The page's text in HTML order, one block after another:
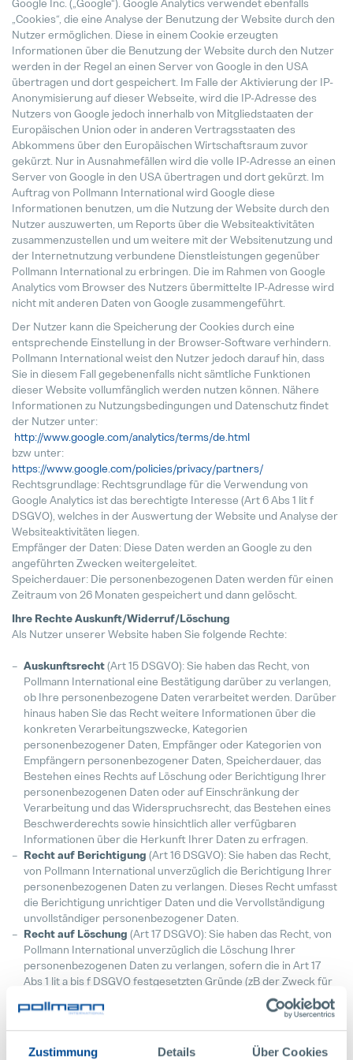
Zustimmung Details Über Cookies
Google Inc. („Google“). Google Analytics verwendet ebenfalls
„Cookies“, die eine Analyse der Benutzung der Website durch den
Nutzer ermöglichen. Diese in einem Cookie erzeugten
Informationen über die Benutzung der Website durch den Nutzer
werden in der Regel an einen Server von Google in den USA
übertragen und dort gespeichert. Im Falle der Aktivierung der IP-
Anonymisierung auf dieser Webseite, wird die IP-Adresse des
Nutzers von Google jedoch innerhalb von Mitgliedstaaten der
Europäischen Union oder in anderen Vertragsstaaten des
Abkommens über den Europäischen Wirtschaftsraum zuvor
gekürzt. Nur in Ausnahmefällen wird die volle IP-Adresse an einen
Server von Google in den USA übertragen und dort gekürzt. Im
Auftrag von Pollmann International wird Google diese
Informationen benutzen, um die Nutzung der Website durch den
Nutzer auszuwerten, um Reports über die Websiteaktivitäten
zusammenzustellen und um weitere mit der Websitenutzung und
der Internetnutzung verbundene Dienstleistungen gegenüber
Pollmann International zu erbringen. Die im Rahmen von Google
Analytics vom Browser des Nutzers übermittelte IP-Adresse wird
nicht mit anderen Daten von Google zusammengeführt.
Der Nutzer kann die Speicherung der Cookies durch eine
entsprechende Einstellung in der Browser-Software verhindern.
Pollmann International weist den Nutzer jedoch darauf hin, dass
Sie in diesem Fall gegebenenfalls nicht sämtliche Funktionen
dieser Website vollumfänglich werden nutzen können. Nähere
Informationen zu Nutzungsbedingungen und Datenschutz findet
der Nutzer unter:
http://www.google.com/analytics/terms/de.html
bzw unter:
https://www.google.com/policies/privacy/partners/
Rechtsgrundlage: Rechtsgrundlage für die Verwendung von
Google Analytics ist das berechtigte Interesse (Art 6 Abs 1 lit f
DSGVO), welches in der Auswertung der Website und Analyse der
Websiteaktivitäten liegen.
Empfänger der Daten: Diese Daten werden an Google zu den
angeführten Zwecken weitergeleitet.
Speicherdauer: Die personenbezogenen Daten werden für einen
Zeitraum von 26 Monaten gespeichert und dann gelöscht.
Ihre Rechte Auskunft/Widerruf/Löschung
Als Nutzer unserer Website haben Sie folgende Rechte:
Auskunftsrecht(Art 15 DSGVO): Sie haben das Recht, von
Pollmann International eine Bestätigung darüber zu verlangen,
ob Ihre personenbezogene Daten verarbeitet werden. Darüber
hinaus haben Sie das Recht weitere Informationen über die
konkreten Verarbeitungszwecke, Kategorien
personenbezogener Daten, Empfänger oder Kategorien von
Empfängern personenbezogener Daten, Speicherdauer, das
Bestehen eines Rechts auf Löschung oder Berichtigung Ihrer
personenbezogenen Daten oder auf Einschränkung der
Verarbeitung und das Widerspruchsrecht, das Bestehen eines
Beschwerderechts sowie hinsichtlich aller verfügbaren
Informationen über die Herkunft Ihrer Daten zu erfragen.
Recht auf Berichtigung (Art 16 DSGVO): Sie haben das Recht,
von Pollmann International unverzüglich die Berichtigung Ihrer
personenbezogenen Daten zu verlangen. Dieses Recht umfasst
die Berichtigung unrichtiger Daten und die Vervollständigung
unvollständiger personenbezogener Daten.
Recht auf Löschung (Art 17 DSGVO): Sie haben das Recht, von
Pollmann International unverzüglich die Löschung Ihrer
personenbezogenen Daten zu verlangen, sofern die in Art 17
Abs 1 lit a bis f DSGVO festgesetzten Gründe (zB der Zweck für
die Verarbeitung ist nicht mehr gegeben) vorliegen und die
Verarbeitung Ihrer personenbezogenen Daten nicht
erforderlich ist.
Recht auf Einschränkung der Verarbeitung
(Art 18 DSGVO):